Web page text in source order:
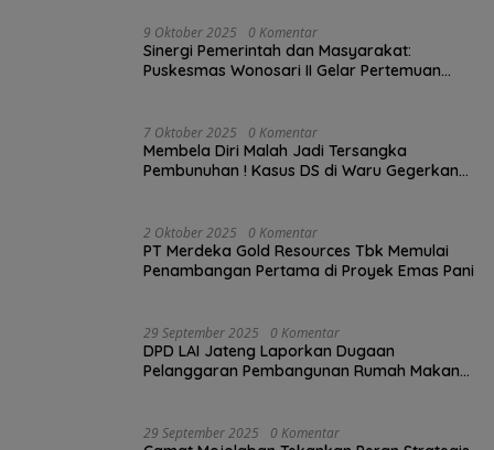
9 Oktober 2025 0 Komentar
Sinergi Pemerintah dan Masyarakat:
Puskesmas Wonosari II Gelar Pertemuan
7 Oktober 2025 0 Komentar
Membela Diri Malah Jadi Tersangka
Pembunuhan ! Kasus DS di Waru Gegerkan
2 Oktober 2025 0 Komentar
PT Merdeka Gold Resources Tbk Memulai
Penambangan Pertama di Proyek Emas Pani
29 September 2025 0 Komentar
DPD LAI Jateng Laporkan Dugaan
Pelanggaran Pembangunan Rumah Makan
29 September 2025 0 Komentar